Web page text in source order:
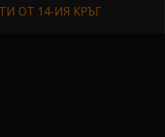
ОТ 14-ИЯ КРЪГ